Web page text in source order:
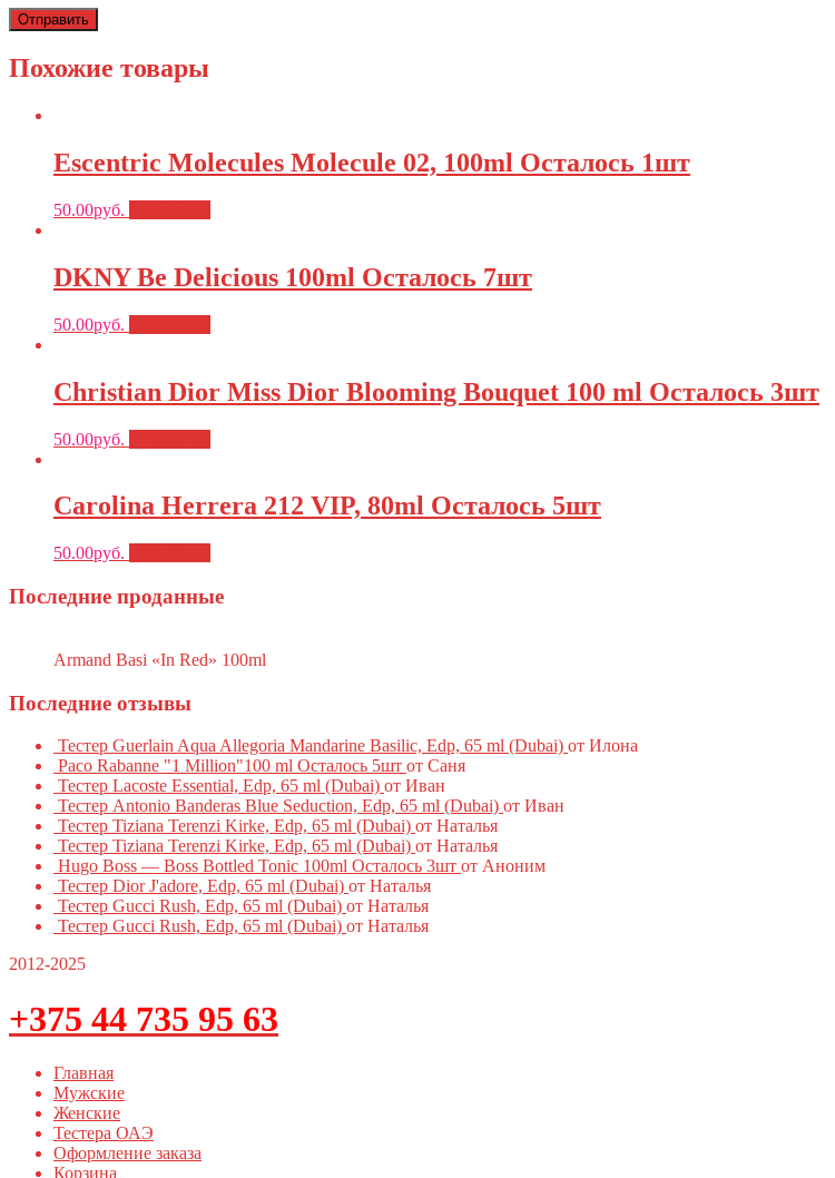
Похожие товары
Escentric Molecules Molecule 02, 100ml Осталось 1шт
50.00руб.
DKNY Be Delicious 100ml Осталось 7шт
50.00руб.
Christian Dior Miss Dior Blooming Bouquet 100 ml Осталось 3шт
50.00руб.
Carolina Herrera 212 VIP, 80ml Осталось 5шт
50.00руб.
Последние проданные
Armand Basi «In Red» 100ml
Последние отзывы
Тестер Guerlain Aqua Allegoria Mandarine Basilic, Edp, 65 ml (Dubai) от Илона
Paco Rabanne "1 Million"100 ml Осталось 5шт от Саня
Тестер Lacoste Essential, Edp, 65 ml (Dubai) от Иван
Тестер Antonio Banderas Blue Seduction, Edp, 65 ml (Dubai) от Иван
Тестер Tiziana Terenzi Kirke, Edp, 65 ml (Dubai) от Наталья
Тестер Tiziana Terenzi Kirke, Edp, 65 ml (Dubai) от Наталья
Hugo Boss — Boss Bottled Tonic 100ml Осталось 3шт от Аноним
Тестер Dior J'adore, Edp, 65 ml (Dubai) от Наталья
Тестер Gucci Rush, Edp, 65 ml (Dubai) от Наталья
Тестер Gucci Rush, Edp, 65 ml (Dubai) от Наталья
2012-2025
+375 44 735 95 63
Главная
Мужские
Женские
Тестера ОАЭ
Оформление заказа
Корзина